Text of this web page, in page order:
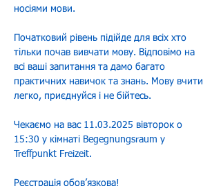
носіями мови.
Початковий рівень підійде для всіх хто
тільки почав вивчати мову. Відповімо на
всі ваші запитання та дамо багато
практичних навичок та знань. Мову вчити
легко, приєднуйся і не бійтесь.
Чекаємо на вас 11.03.2025 вівторок о
15:30 у кімнаті Begegnungsraum у
Treffpunkt Freizeit.
Реєстрація обовʼязкова!